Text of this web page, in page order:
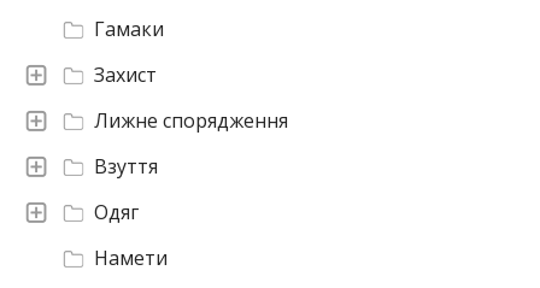
Намети
Одяг
Взуття
Лижне спорядження
Захист
Гамаки